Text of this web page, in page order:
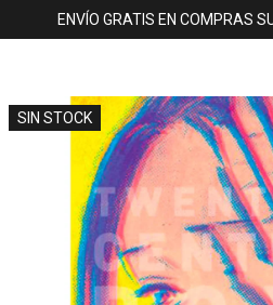
ENVÍO GRATIS EN COMPRAS
SIN STOCK